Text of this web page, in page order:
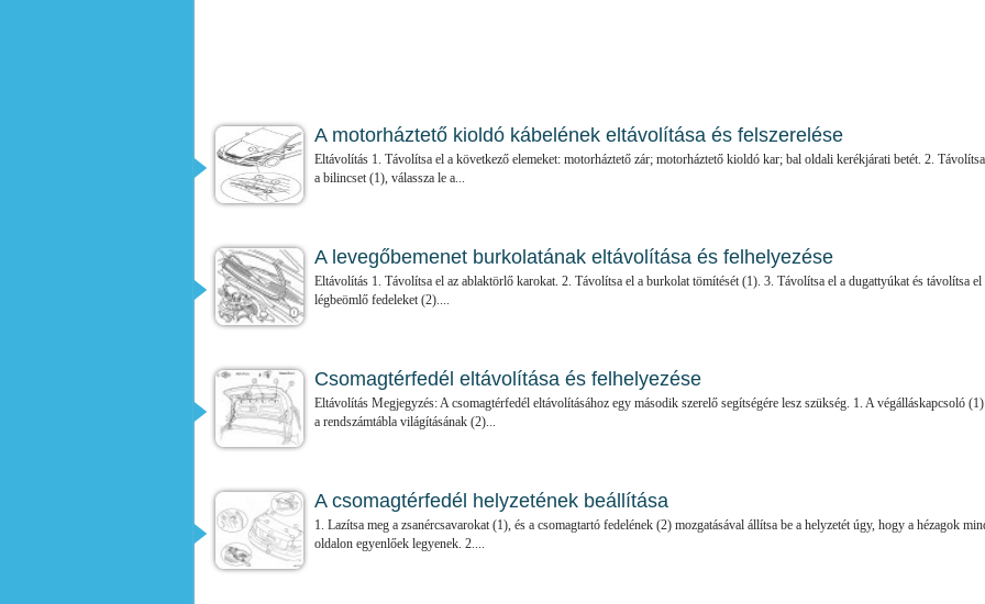
A motorháztető kioldó kábelének eltávolítása és felszerelése
Eltávolítás 1. Távolítsa el a következő elemeket: motorháztető zár; motorháztető kioldó kar; bal oldali kerékjárati betét. 2.
a bilincset (1), válassza le a...
A levegőbemenet burkolatának eltávolítása és felhelyezése
Eltávolítás 1. Távolítsa el az ablaktörlő karokat. 2. Távolítsa el a burkolat tömítését (1). 3. Távolítsa el a dugattyúkat és távolítsa el
légbeömlő fedeleket (2)....
Csomagtérfedél eltávolítása és felhelyezése
Eltávolítás Megjegyzés: A csomagtérfedél eltávolításához egy második szerelő segítségére lesz szükség. 1. A végálláskapcsoló
a rendszámtábla világításának (2)...
A csomagtérfedél helyzetének beállítása
1. Lazítsa meg a zsanércsavarokat (1), és a csomagtartó fedelének (2) mozgatásával állítsa be a helyzetét úgy, hogy a hézagok
oldalon egyenlőek legyenek. 2....